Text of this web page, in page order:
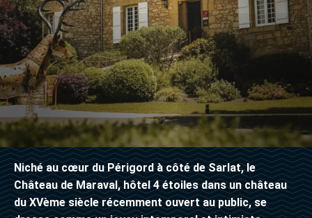
Niché au cœur du Périgord à côté de Sarlat, le
Château de Maraval, hôtel 4 étoiles dans un château
du XVème siècle récemment ouvert au public, se